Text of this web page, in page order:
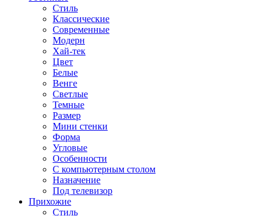
Стиль
Классические
Современные
Модерн
Хай-тек
Цвет
Белые
Венге
Светлые
Темные
Размер
Мини стенки
Форма
Угловые
Особенности
С компьютерным столом
Назначение
Под телевизор
Прихожие
Стиль